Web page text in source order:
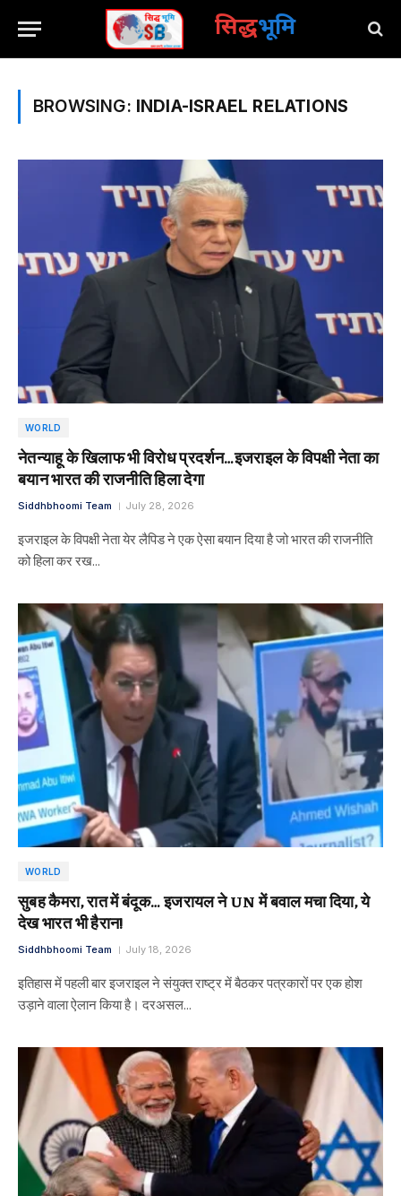
सिद्धभूमि
BROWSING: INDIA-ISRAEL RELATIONS
WORLD
नेतन्याहू के खिलाफ भी विरोध प्रदर्शन…इजराइल के विपक्षी नेता का
बयान भारत की राजनीति हिला देगा
Siddhbhoomi Team July 28, 2026
इजराइल के विपक्षी नेता येर लैपिड ने एक ऐसा बयान दिया है जो भारत की राजनीति
को हिला कर रख…
WORLD
सुबह कैमरा, रात में बंदूक… इजरायल ने UN में बवाल मचा दिया, ये
देख भारत भी हैरान!
Siddhbhoomi Team July 18, 2026
इतिहास में पहली बार इजराइल ने संयुक्त राष्ट्र में बैठकर पत्रकारों पर एक होश
उड़ाने वाला ऐलान किया है। दरअसल…